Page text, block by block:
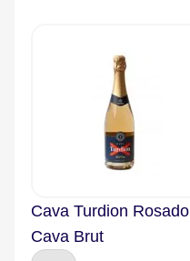
Cava Turdion Rosado
Cava Brut